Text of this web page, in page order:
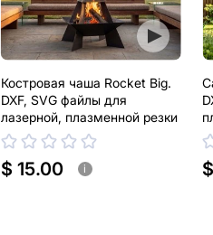
Костровая чаша Rocket Big.
DXF, SVG файлы для
лазерной, плазменной резки
$ 15.00 i